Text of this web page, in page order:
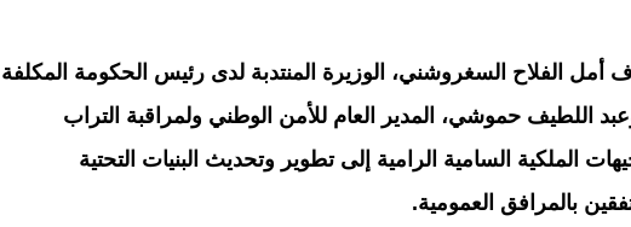
الفلاح السغروشني، الوزيرة المنتدبة لدى رئيس الحكومة المكلفة
وعبد اللطيف حموشي، المدير العام للأمن الوطني ولمراقبة التراب
الملكية السامية الرامية إلى تطوير وتحديث البنيات التحتية
بالمرافق العمومية.